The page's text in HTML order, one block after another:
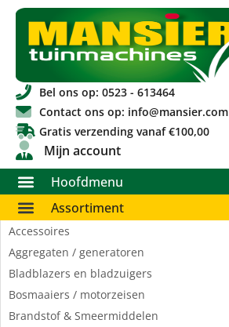
Bel ons op: 0523 - 613464
Contact ons op: info@mansier.com
Gratis verzending vanaf €100,00
Mijn account
Hoofdmenu
Assortiment
Accessoires
Aggregaten / generatoren
Bladblazers en bladzuigers
Bosmaaiers / motorzeisen
Brandstof & Smeermiddelen